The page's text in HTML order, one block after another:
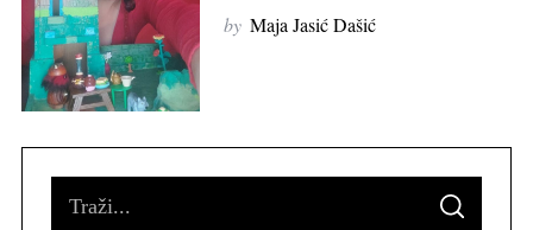
by Maja Jasić Dašić
S